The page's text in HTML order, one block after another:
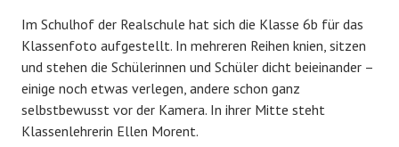
Im Schulhof der Realschule hat sich die Klasse 6b für das
Klassenfoto aufgestellt. In mehreren Reihen knien, sitzen
und stehen die Schülerinnen und Schüler dicht beieinander –
einige noch etwas verlegen, andere schon ganz
selbstbewusst vor der Kamera. In ihrer Mitte steht
Klassenlehrerin Ellen Morent.